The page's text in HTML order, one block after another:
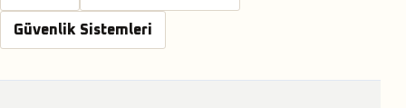
Güvenlik Sistemleri